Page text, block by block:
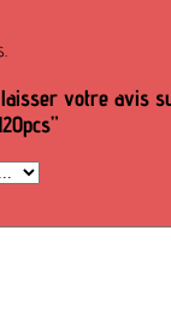
votre avis